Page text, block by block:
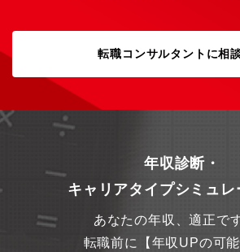
転職コンサルタントに相
年収診断・
キャリアタイプシミュレ
あなたの年収、適正で
転職前に【年収UPの可